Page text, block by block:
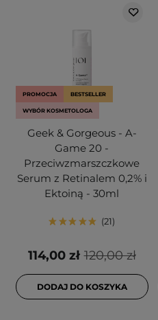
PROMOCJA BESTSELLER
WYBÓR KOSMETOLOGA
Geek & Gorgeous - A-
Game 20 -
Przeciwzmarszczkowe
Serum z Retinalem 0,2% i
Ektoiną - 30ml
21
120,00 zł
114,00 zł
DODAJ DO KOSZYKA